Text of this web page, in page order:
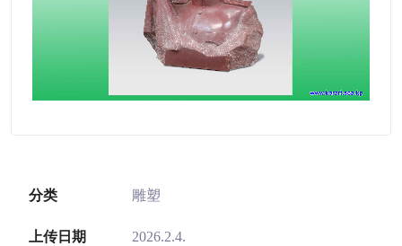
分类 雕塑
上传日期 2026.2.4.